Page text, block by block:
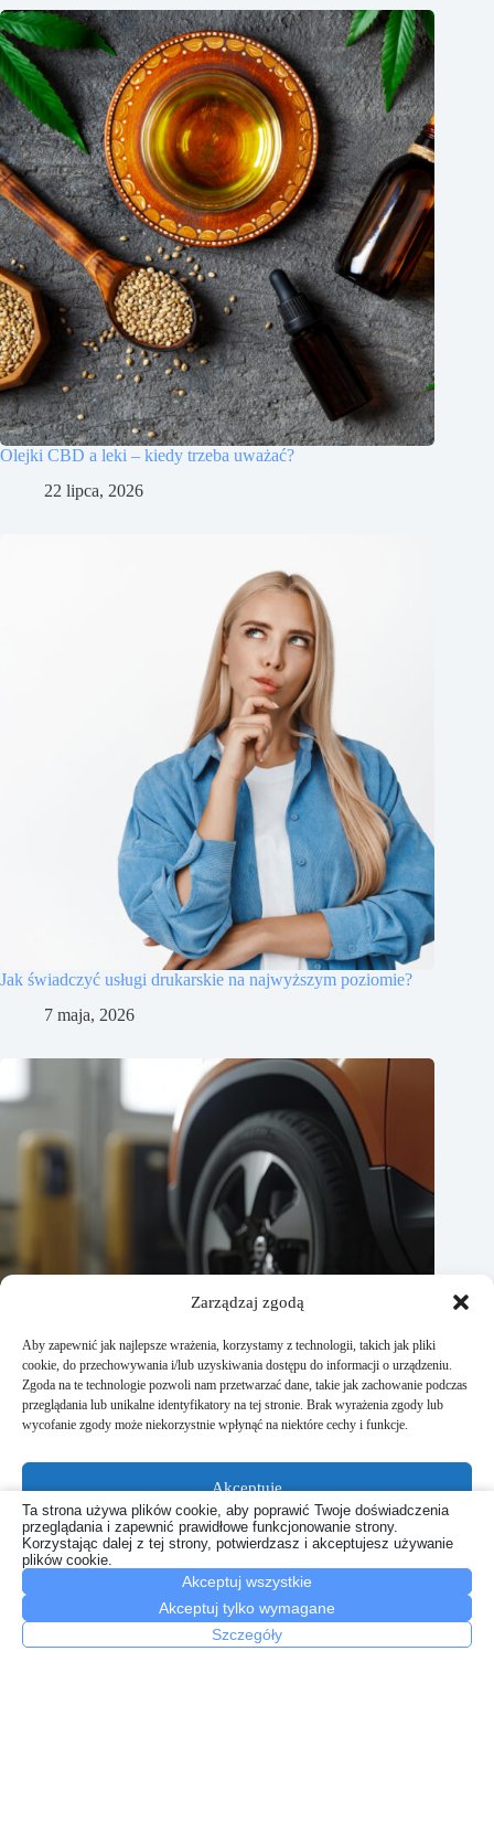
Zarządzaj zgodą
Aby zapewnić jak najlepsze wrażenia, korzystamy z technologii, takich jak pliki
cookie, do przechowywania i/lub uzyskiwania dostępu do informacji o urządzeniu.
Zgoda na te technologie pozwoli nam przetwarzać dane, takie jak zachowanie podczas
przeglądania lub unikalne identyfikatory na tej stronie. Brak wyrażenia zgody lub
wycofanie zgody może niekorzystnie wpłynąć na niektóre cechy i funkcje.
Akceptuję
Odmów
Zobacz preferencje
Polityka plików cookiesPolityka prywatności
Olejki CBD a leki – kiedy trzeba uważać?
22 lipca, 2026
Jak świadczyć usługi drukarskie na najwyższym poziomie?
7 maja, 2026
Jak działają wagi samochodowe?
20 kwietnia, 2026
Ta strona używa plików cookie, aby poprawić Twoje doświadczenia
przeglądania i zapewnić prawidłowe funkcjonowanie strony.
Korzystając dalej z tej strony, potwierdzasz i akceptujesz używanie
plików cookie.
Akceptuj wszystkie
Akceptuj tylko wymagane
Szczegóły